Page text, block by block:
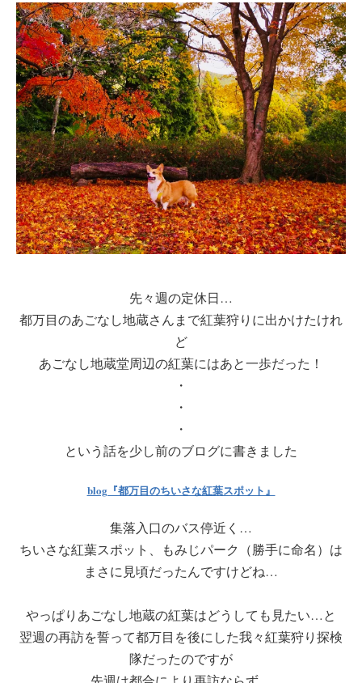
先々週の定休日…
都万目のあごなし地蔵さんまで紅葉狩りに出かけたけれ
ど
あごなし地蔵堂周辺の紅葉にはあと一歩だった！
・
・
・
という話を少し前のブログに書きました
blog『都万目のちいさな紅葉スポット』
集落入口のバス停近く…
ちいさな紅葉スポット、もみじパーク（勝手に命名）は
まさに見頃だったんですけどね…
やっぱりあごなし地蔵の紅葉はどうしても見たい…と
翌週の再訪を誓って都万目を後にした我々紅葉狩り探検
隊だったのですが